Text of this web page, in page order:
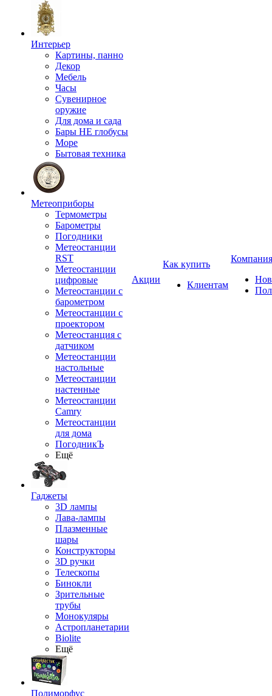
Интерьер
Картины, панно
Декор
Мебель
Часы
Сувенирное
оружие
Для дома и сада
Бары НЕ глобусы
Море
Бытовая техника
Метеоприборы
Термометры
Барометры
Погодники
Метеостанции
RST
Метеостанции
цифровые
Метеостанции с
барометром
Метеостанции с
проектором
Метеостанция с
датчиком
Метеостанции
настольные
Метеостанции
настенные
Метеостанции
Camry
Метеостанции
для дома
ПогодникЪ
Ещё
Гаджеты
3D лампы
Лава-лампы
Плазменные
шары
Конструкторы
3D ручки
Телескопы
Бинокли
Зрительные
трубы
Монокуляры
Астропланетарии
Biolite
Ещё
Полиморфус
Акции
Как купить
Клиентам
Компания